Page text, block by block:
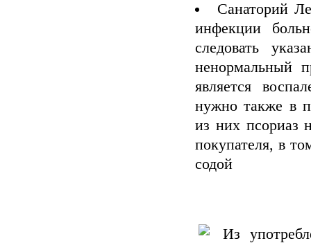
Санаторий
инфекции
следовать
ненормальный
является
нужно также в
из них псориаз
покупателя, в
содой
Из